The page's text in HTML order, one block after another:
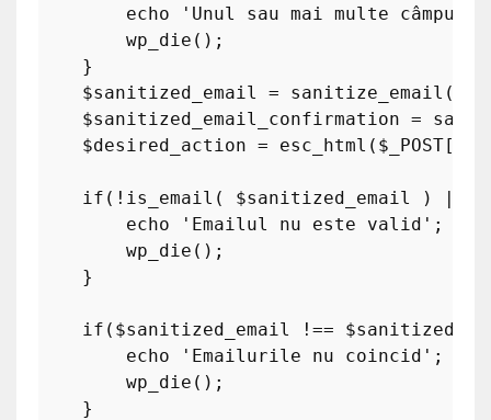
echo
'Unul sau mai multe
wp_die ();
    }
$sanitized_email
= sanitize_email (
$sanitized_email_confirmation =
$desired_action = esc_html ( $_POST[
if (! is_email ( $sanitized_email ) || !
echo
'Emailul nu este valid' ;
wp_die ();
    }
if ( $sanitized_email !==
echo
'Emailurile nu coincid' ;
wp_die ();
    }